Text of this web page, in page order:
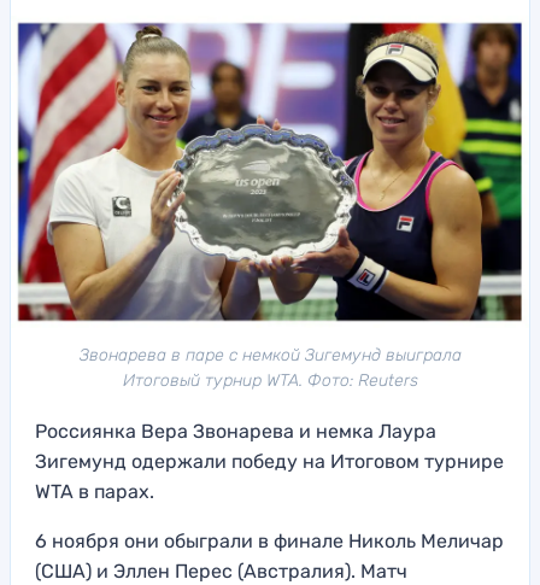
Звонарева в паре с немкой Зигемунд выиграла
Итоговый турнир WTA. Фото: Reuters
Россиянка Вера Звонарева и немка Лаура
Зигемунд одержали победу на Итоговом турнире
WTA в парах.
6 ноября они обыграли в финале Николь Меличар
(США) и Эллен Перес (Австралия). Матч